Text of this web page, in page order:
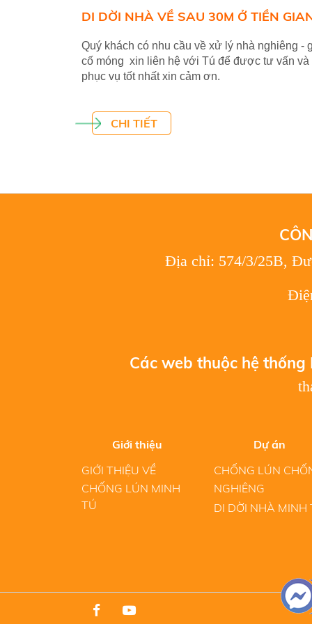
DI DỜI NHÀ VỀ SAU 30M Ở TIỀN
Quý khách có nhu cầu về xử lý nhà nghiêng -
cố móng xin liên hệ với Tú để được tư vấn và
phục vụ tốt nhất xin cảm ơn.
CHI TIẾT
Địa chỉ: 574/3/25B,
Các web thuộc hệ thống
Giới thiệu
GIỚI THIỆU VỀ
CHỐNG LÚN MINH
TÚ
Dự án
CHỐNG LÚN
NGHIÊNG
DI DỜI NHÀ MINH